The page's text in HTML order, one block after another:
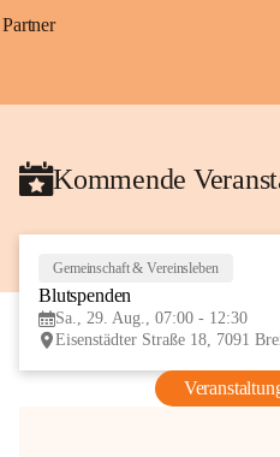
Partner
Kommende
Gemeinschaft & Vereinsleben
Blutspenden
Sa., 29. Aug., 07:00 - 12:30